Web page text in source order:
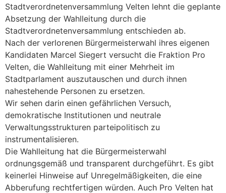
Stadtverordnetenversammlung Velten lehnt die geplante
Absetzung der Wahlleitung durch die
Stadtverordnetenversammlung entschieden ab.
Nach der verlorenen Bürgermeisterwahl ihres eigenen
Kandidaten Marcel Siegert versucht die Fraktion Pro
Velten, die Wahlleitung mit einer Mehrheit im
Stadtparlament auszutauschen und durch ihnen
nahestehende Personen zu ersetzen.
Wir sehen darin einen gefährlichen Versuch,
demokratische Institutionen und neutrale
Verwaltungsstrukturen parteipolitisch zu
instrumentalisieren.
Die Wahlleitung hat die Bürgermeisterwahl
ordnungsgemäß und transparent durchgeführt. Es gibt
keinerlei Hinweise auf Unregelmäßigkeiten, die eine
Abberufung rechtfertigen würden. Auch Pro Velten hat